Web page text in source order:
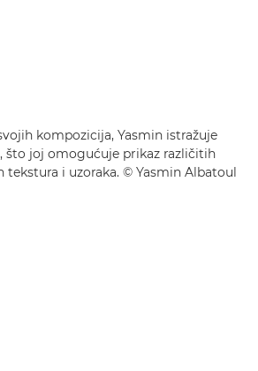
kompozicija, Yasmin istražuje
što joj omogućuje prikaz različitih
tekstura i uzoraka. © Yasmin Albatoul